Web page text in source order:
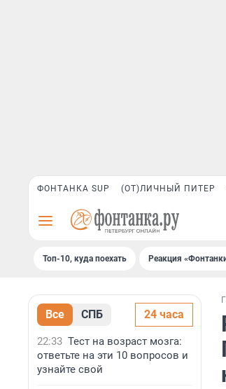
ФОНТАНКА SUP (ОТ)ЛИЧНЫЙ ПИТЕР
Топ-10, куда поехать Реакция
Все СПБ 24 часа
22:33 Тест на возраст мозга:
ответьте на эти 10 вопросов и
узнайте свой